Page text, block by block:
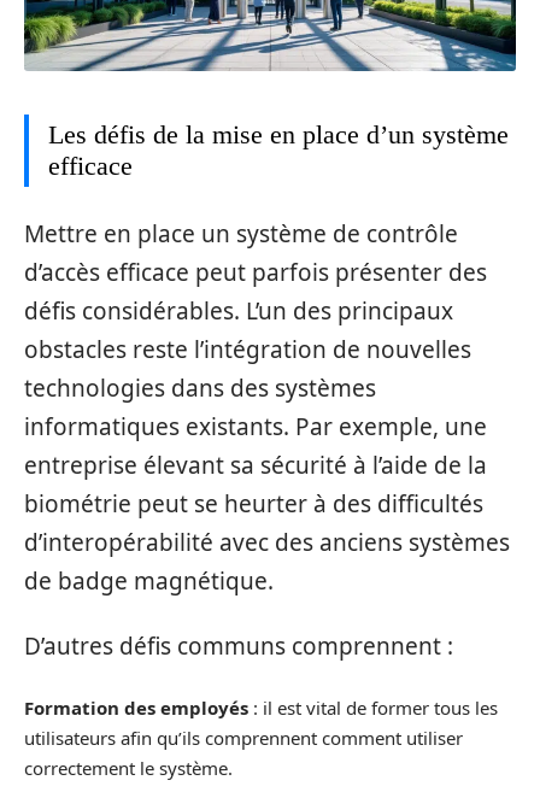
Les défis de la mise en place d’un système
efficace
Mettre en place un système de contrôle
d’accès efficace peut parfois présenter des
défis considérables. L’un des principaux
obstacles reste l’intégration de nouvelles
technologies dans des systèmes
informatiques existants. Par exemple, une
entreprise élevant sa sécurité à l’aide de la
biométrie peut se heurter à des difficultés
d’interopérabilité avec des anciens systèmes
de badge magnétique.
D’autres défis communs comprennent :
Formation des employés : il est vital de former tous les
utilisateurs afin qu’ils comprennent comment utiliser
correctement le système.